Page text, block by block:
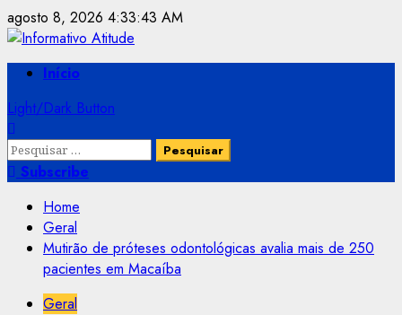
Skip
to
content
agosto 8, 2026 4:33:43 AM
PrimaryInício
Light/Dark Button
Pesquisar
por:Subscribe
Home
Geral
Mutirão de próteses odontológicas avalia mais de 250
pacientes em Macaíba
Geral